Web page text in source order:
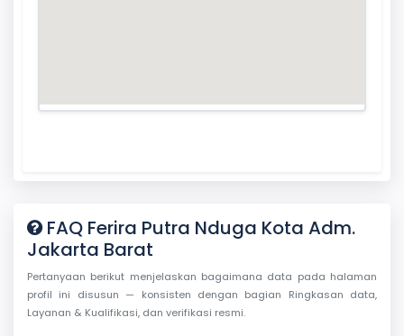
FAQ Ferira Putra Nduga Kota Adm.
Jakarta Barat
Pertanyaan berikut menjelaskan bagaimana data pada halaman
profil ini disusun — konsisten dengan bagian Ringkasan data,
Layanan & Kualifikasi, dan verifikasi resmi.